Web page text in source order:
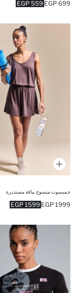
559 EGP 699 EGP
جمبسوت منسوج بياقة مستديرة
1599 EGP 1999 EGP